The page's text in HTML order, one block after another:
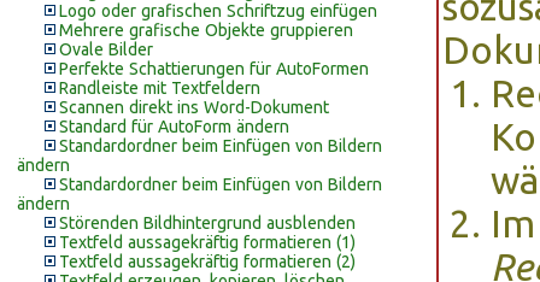
Logo oder grafischen Schriftzug einfügen
Mehrere grafische Objekte gruppieren
Ovale Bilder
Perfekte Schattierungen für AutoFormen
Randleiste mit Textfeldern
Scannen direkt ins Word-Dokument
Standard für AutoForm ändern
Standardordner beim Einfügen von Bildern
ändern
Standardordner beim Einfügen von Bildern
ändern
Störenden Bildhintergrund ausblenden
Textfeld aussagekräftig formatieren (1)
Textfeld aussagekräftig formatieren (2)